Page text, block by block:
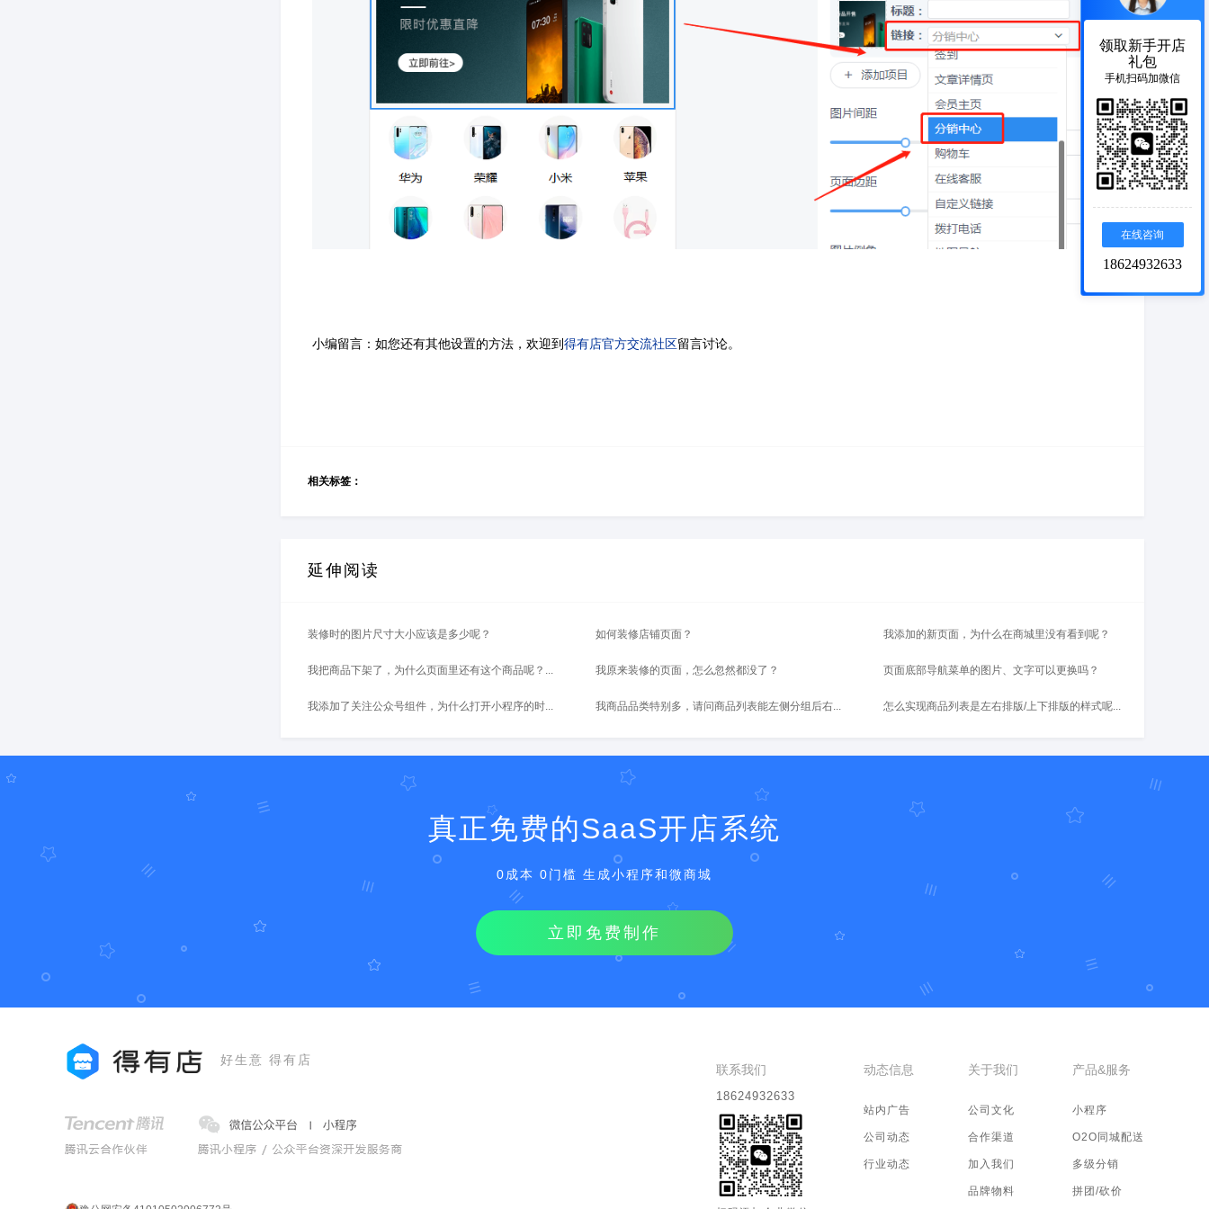
小编留言：如您还有其他设置的方法，欢迎到得有店官方交流社区留言讨论。
相关标签：
延伸阅读
装修时的图片尺寸大小应该是多少呢？ 如何装修店铺页面？ 我添加的新页面，为什么在商城里没有看到呢？
我把商品下架了，为什么页面里还有这个商品呢？... 我原来装修的页面，怎么忽然都没了？ 页面底部导航菜单的图片、文字可以更换吗？
我添加了关注公众号组件，为什么打开小程序的时... 我商品品类特别多，请问商品列表能左侧分组后右... 怎么实现商品列表是左右排版/上下排版的样式呢...
真正免费的SaaS开店系统
0成本 0门槛 生成小程序和微商城
立即免费制作
好生意 得有店
联系我们
18624932633
动态信息
站内广告
公司动态
行业动态
关于我们
公司文化
合作渠道
加入我们
品牌物料
产品&服务
小程序
O2O同城配送
多级分销
拼团/砍价
领取新手开店
礼包
手机扫码加微信
在线咨询
18624932633